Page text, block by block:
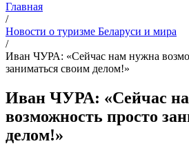
Главная
/
Новости о туризме Беларуси и мира
/
Иван ЧУРА: «Сейчас нам нужна
заниматься своим делом!»
Иван ЧУРА: «Сейчас
возможность просто
делом!»